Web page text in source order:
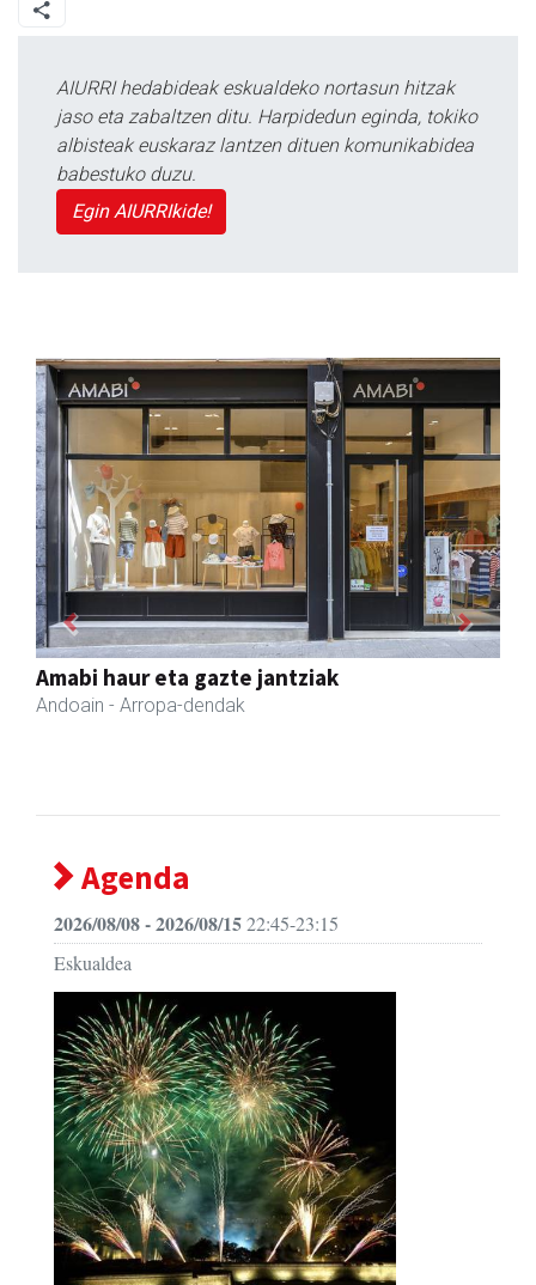
AIURRI hedabideak eskualdeko nortasun hitzak
jaso eta zabaltzen ditu. Harpidedun eginda, tokiko
albisteak euskaraz lantzen dituen komunikabidea
babestuko duzu.
Egin AIURRIkide!
Bengoetxea autoeskola
Andoain - Autoeskolak
Previous Next
Agenda
2026/08/08 - 2026/08/1522:45-23:15
Eskualdea